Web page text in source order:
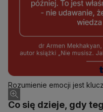
Rozumienie emocji jest
Co się dzieje, gdy